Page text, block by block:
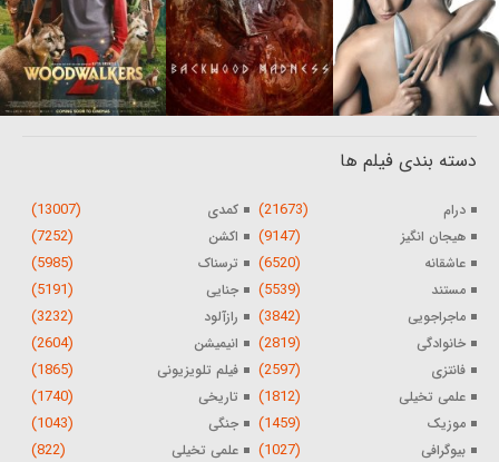
دسته بندی فیلم ها
درام (21673) کمدی (13007)
هیجان انگیز (9147) اکشن (7252)
عاشقانه (6520) ترسناک (5985)
مستند (5539) جنایی (5191)
ماجراجویی (3842) رازآلود (3232)
خانوادگی (2819) انیمیشن (2604)
فانتزی (2597) فیلم تلویزیونی (1865)
علمی تخیلی (1812) تاریخی (1740)
موزیک (1459) جنگی (1043)
بیوگرافی (1027) علمی تخیلی (822)